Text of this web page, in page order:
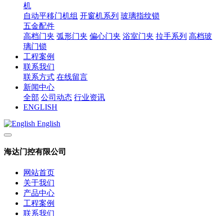
机
自动平移门机组 开窗机系列 玻璃指纹锁
五金配件
高档门夹 弧形门夹 偏心门夹 浴室门夹 拉手系列 高档玻
璃门锁
工程案例
联系我们
联系方式 在线留言
新闻中心
全部 公司动态 行业资讯
ENGLISH
English
海达门控有限公司
网站首页
关于我们
产品中心
工程案例
联系我们